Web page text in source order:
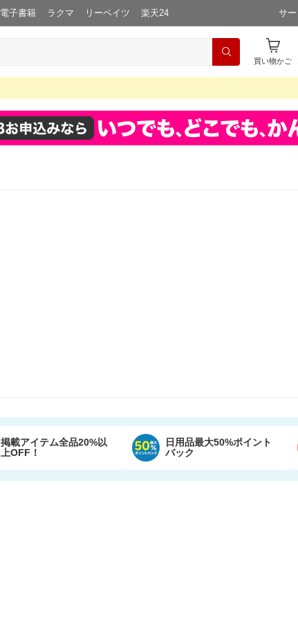
電子書籍 ラクマ リーベイツ 楽天24 サ
買い物かご
掲載アイテム全品20%以
上OFF！
日用品最大50%ポイント
バック